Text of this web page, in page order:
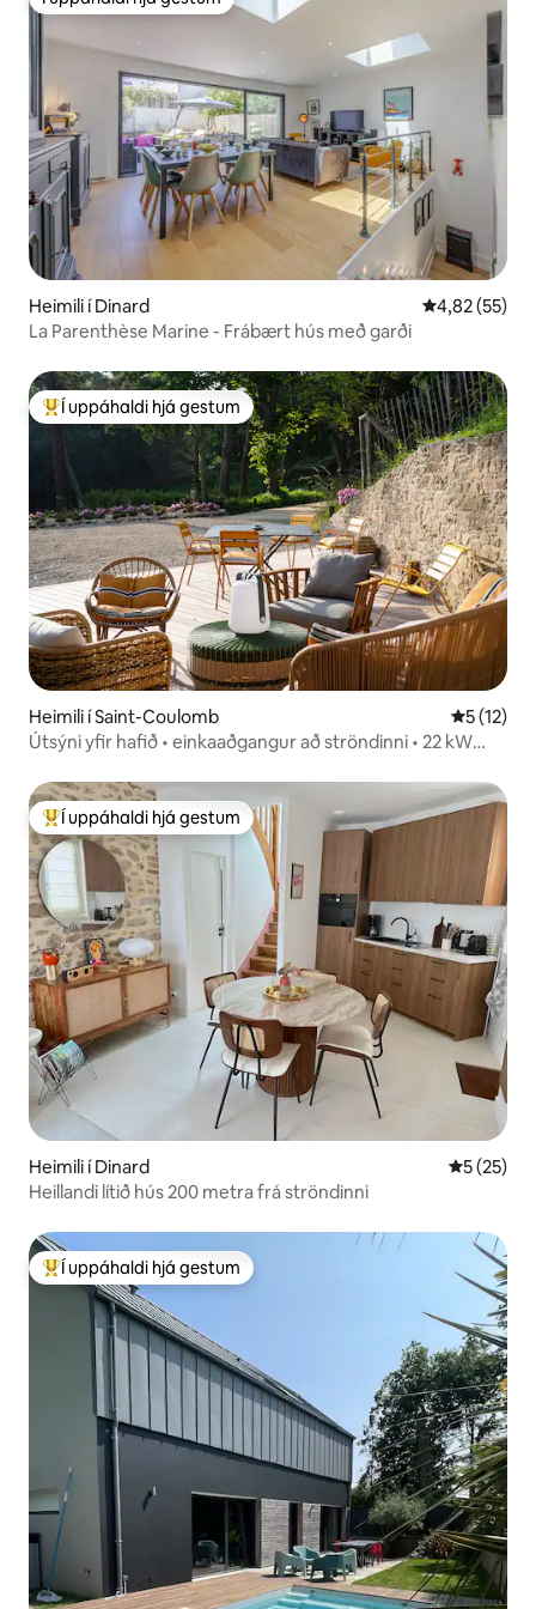
Í uppáhaldi hjá gestum
Heimili í Dinard 4,82 af 5 í
4,82 (55)
La Parenthèse Marine - Frábært hús með garði
Í mestu uppáhaldi hjá gestum
Í uppáhaldi hjá gestum
Heimili í Saint-Coulomb 5 af 5 í
5 (12)
Útsýni yfir hafið • einkaaðgangur að ströndinni • 22 kW
Í mestu uppáhaldi hjá gestum
Í uppáhaldi hjá gestum
Heimili í Dinard 5 af 5 í
5 (25)
Heillandi lítið hús 200 metra frá ströndinni
Í mestu uppáhaldi hjá gestum
Í uppáhaldi hjá gestum